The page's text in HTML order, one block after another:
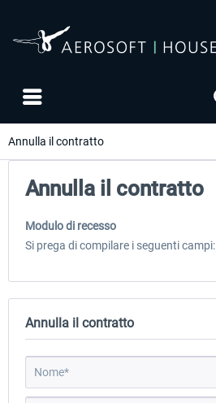
Annulla il contratto
24h FREE
Annulla il contratto
Modulo di recesso
Si prega di compilare i seguenti campi:
Annulla il contratto